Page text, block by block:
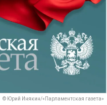
© Юрий Инякин/«Парламентская газета»